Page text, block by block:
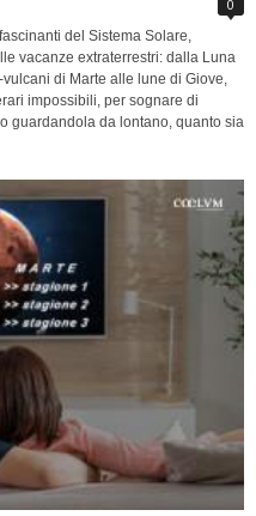
0
del Sistema Solare,
vacanze extraterrestri: dalla Luna
di Marte alle lune di Giove,
impossibili, per sognare di
guardandola da lontano, quanto sia